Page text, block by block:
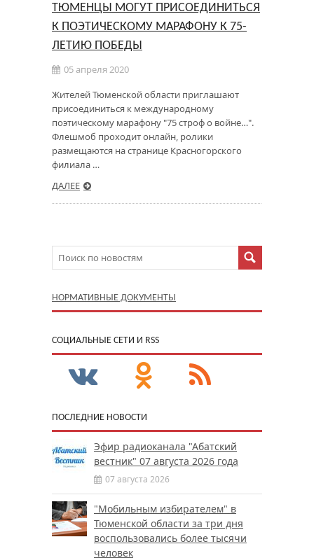
ТЮМЕНЦЫ МОГУТ ПРИСОЕДИНИТЬСЯ
К ПОЭТИЧЕСКОМУ МАРАФОНУ К 75-
ЛЕТИЮ ПОБЕДЫ
05 апреля 2020
Жителей Тюменской области приглашают
присоединиться к международному
поэтическому марафону "75 строф о войне…".
Флешмоб проходит онлайн, ролики
размещаются на странице Красногорского
филиала …
ДАЛЕЕ
НОРМАТИВНЫЕ ДОКУМЕНТЫ
CОЦИАЛЬНЫЕ СЕТИ И RSS
ПОСЛЕДНИЕ НОВОСТИ
Эфир радиоканала "Абатский
вестник" 07 августа 2026 года
07 августа 2026
"Мобильным избирателем" в
Тюменской области за три дня
воспользовались более тысячи
человек